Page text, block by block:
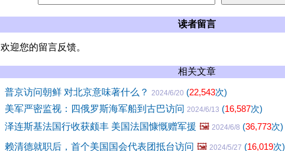
读者留言
欢迎您的留言反馈。
相关文章
普京访问朝鲜 对北京意味著什么？ 2024/6/20 (22,543次)
美军严密监视：四俄罗斯海军船到古巴访问 2024/6/13 (16,587次)
泽连斯基法国行收获颇丰 美国法国慷慨赠军援 🖼️ 2024/6/8 (36,773次)
赖清德就职后，首个美国国会代表团抵台访问 🖼️ 2024/5/27 (16,019次)